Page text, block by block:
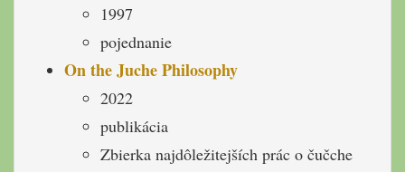
1997
pojednanie
On the Juche Philosophy
2022
publikácia
Zbierka najdôležitejších prác o čučche